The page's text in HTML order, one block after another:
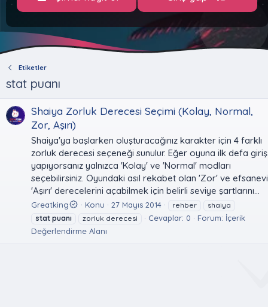
Etiketler
stat puanı
Shaiya Zorluk Derecesi Seçimi (Kolay, Normal,
Zor, Aşırı)
Shaiya'ya başlarken oluşturacağınız karakter için 4 farklı
zorluk derecesi seçeneği sunulur. Eğer oyuna ilk defa giriş
yapıyorsanız yalnızca 'Kolay' ve 'Normal' modları
seçebilirsiniz. Oyundaki asıl rekabet olan 'Zor' ve efsanevi
'Aşırı' derecelerini açabilmek için belirli seviye şartlarını...
Greatking Konu 27 Mayıs 2014 rehber
shaiya
stat puanı zorluk derecesi Cevaplar: 0 Forum: İçerik
Değerlendirme Alanı